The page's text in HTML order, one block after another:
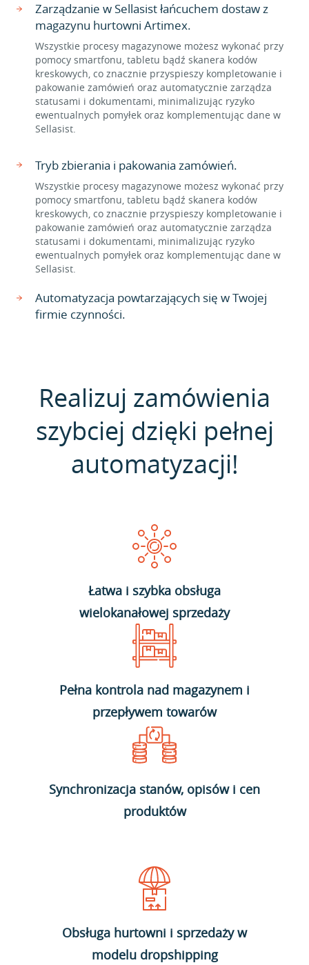
Zarządzanie w Sellasist łańcuchem dostaw z
magazynu hurtowni Artimex.
Wszystkie procesy magazynowe możesz wykonać przy
pomocy smartfonu, tabletu bądź skanera kodów
kreskowych, co znacznie przyspieszy kompletowanie i
pakowanie zamówień oraz automatycznie zarządza
statusami i dokumentami, minimalizując ryzyko
ewentualnych pomyłek oraz komplementując dane w
Sellasist.
Tryb zbierania i pakowania zamówień.
Wszystkie procesy magazynowe możesz wykonać przy
pomocy smartfonu, tabletu bądź skanera kodów
kreskowych, co znacznie przyspieszy kompletowanie i
pakowanie zamówień oraz automatycznie zarządza
statusami i dokumentami, minimalizując ryzyko
ewentualnych pomyłek oraz komplementując dane w
Sellasist.
Automatyzacja powtarzających się w Twojej
firmie czynności.
Realizuj zamówienia
szybciej dzięki pełnej
automatyzacji!
Łatwa i szybka obsługa
wielokanałowej sprzedaży
Pełna kontrola nad magazynem i
przepływem towarów
Synchronizacja stanów, opisów i cen
produktów
Obsługa hurtowni i sprzedaży w
modelu dropshipping